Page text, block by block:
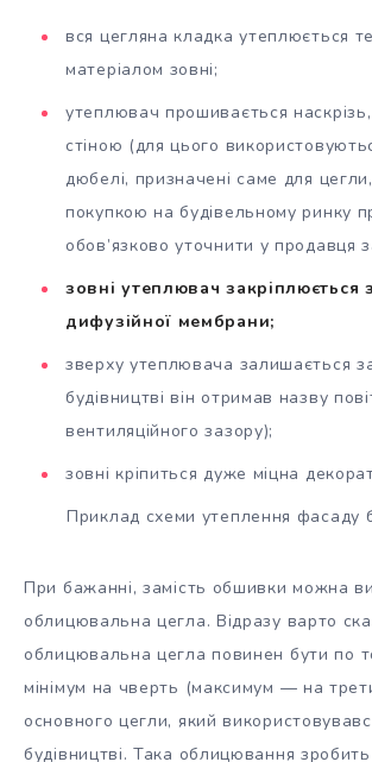
вся цегляна кладка утеплюється
матеріалом зовні;
утеплювач прошивається наскрізь,
стіною (для цього
дюбелі, призначені саме для
покупкою на будівельному ринку
обов’язково уточнити у продавця
зовні утеплювач
дифузійної мембрани;
зверху утеплювача залишається
будівництві він отримав назву
вентиляційного зазору);
зовні кріпиться дуже міцна
Приклад схеми утеплення фасаду
При бажанні, замість обшивки можна
облицювальна цегла. Відразу варто
облицювальна цегла повинен бути по
мінімум на чверть (максимум — на
основного цегли, який
будівництві. Така облицювання